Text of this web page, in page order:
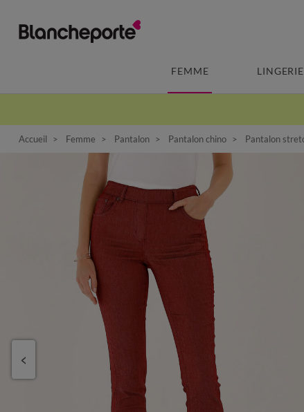
FEMME LINGERIE
Accueil Femme Pantalon Pantalon chino Pantalon